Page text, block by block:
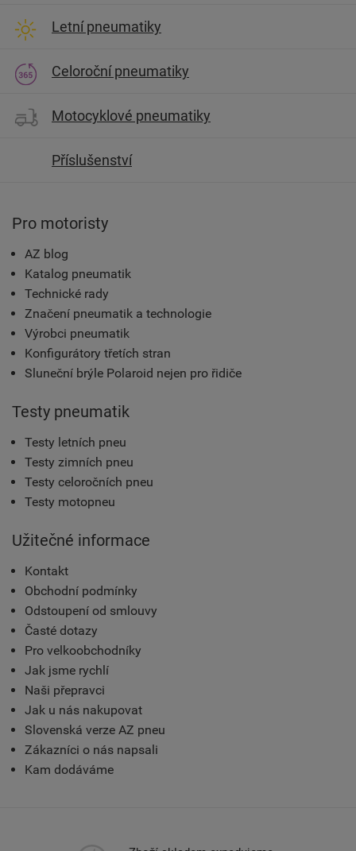
Letní pneumatiky
Celoroční pneumatiky
Motocyklové pneumatiky
Příslušenství
Pro motoristy
AZ blog
Katalog pneumatik
Technické rady
Značení pneumatik a technologie
Výrobci pneumatik
Konfigurátory třetích stran
Sluneční brýle Polaroid nejen pro řidiče
Testy pneumatik
Testy letních pneu
Testy zimních pneu
Testy celoročních pneu
Testy motopneu
Užitečné informace
Kontakt
Obchodní podmínky
Odstoupení od smlouvy
Časté dotazy
Pro velkoobchodníky
Jak jsme rychlí
Naši přepravci
Jak u nás nakupovat
Slovenská verze AZ pneu
Zákazníci o nás napsali
Kam dodáváme